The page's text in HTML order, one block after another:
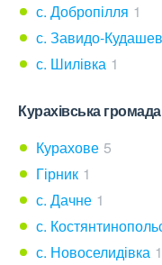
с. Добропілля 1
с. Завидо-
с. Шилівка 1
Курахівська громада
Курахове 5
Гірник 1
с. Дачне 1
с.
с. Новоселидівка 1